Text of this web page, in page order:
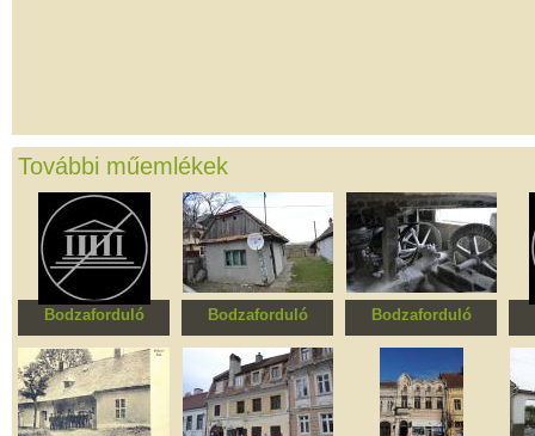
További műemlékek
Bodzaforduló
Faház
Bodzaforduló
Faház
Bodzaforduló
Lakóház és malom